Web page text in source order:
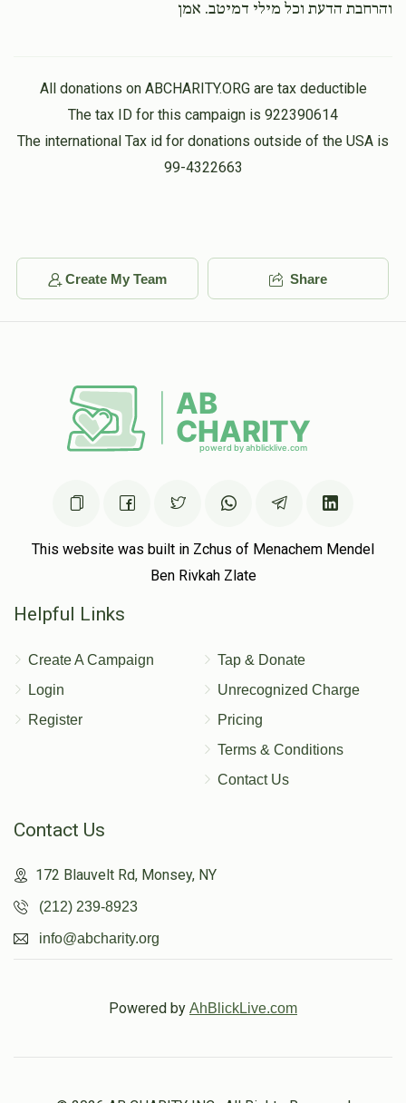
והרחבת הדעת וכל מילי דמיטב. אמן
All donations on ABCHARITY.ORG are tax deductible
The tax ID for this campaign is 922390614
The international Tax id for donations outside of the USA is
99-4322663
Create My Team Share
This website was built in Zchus of Menachem Mendel
Ben Rivkah Zlate
Helpful Links
Create A Campaign
Login
Register
Tap & Donate
Unrecognized Charge
Pricing
Terms & Conditions
Contact Us
Contact Us
172 Blauvelt Rd, Monsey, NY
(212) 239-8923
info@abcharity.org
Powered by AhBlickLive.com